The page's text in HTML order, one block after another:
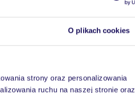
O plikach cookies
strony oraz personalizowania
ruchu na naszej stronie oraz
24/7
krajach